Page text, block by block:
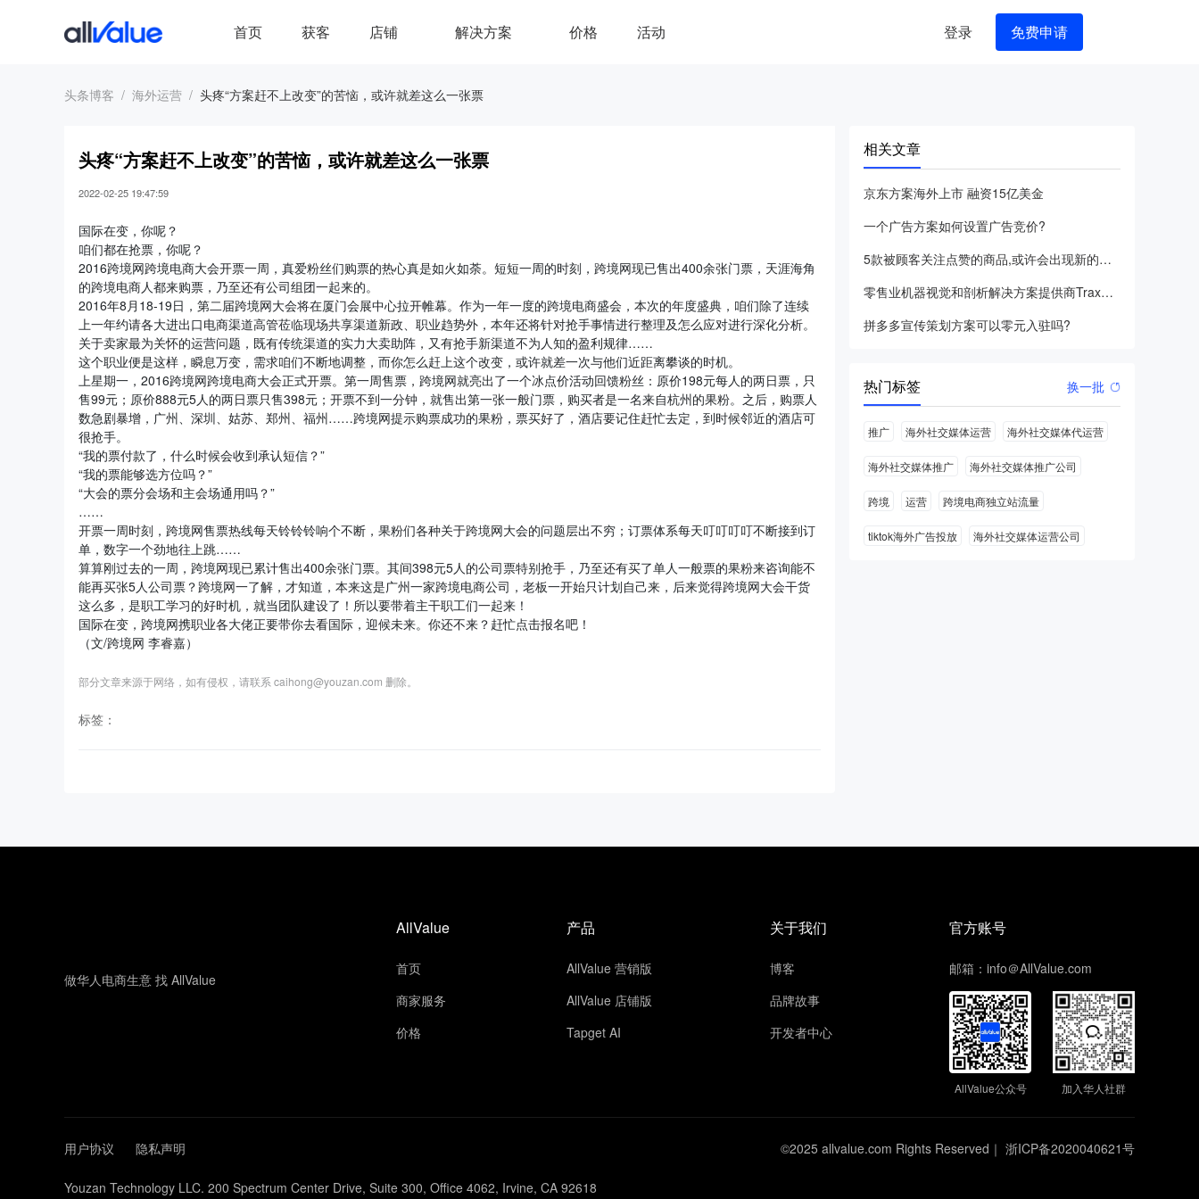
首页 获客 店铺 解决方案 价格 活动 登录 免费申请
头条博客 海外运营 头疼“方案赶不上改变”的苦恼，或许就差这么一张票
头疼“方案赶不上改变”的苦恼，或许就差这么一张票
2022-02-25 19:47:59
国际在变，你呢？
咱们都在抢票，你呢？
2016跨境网跨境电商大会开票一周，真爱粉丝们购票的热心真是如火如荼。短短一周的时刻，跨境网现已售出400余张门票，天涯海角
的跨境电商人都来购票，乃至还有公司组团一起来的。
2016年8月18-19日，第二届跨境网大会将在厦门会展中心拉开帷幕。作为一年一度的跨境电商盛会，本次的年度盛典，咱们除了连续
上一年约请各大进出口电商渠道高管莅临现场共享渠道新政、职业趋势外，本年还将针对抢手事情进行整理及怎么应对进行深化分析。
关于卖家最为关怀的运营问题，既有传统渠道的实力大卖助阵，又有抢手新渠道不为人知的盈利规律……
这个职业便是这样，瞬息万变，需求咱们不断地调整，而你怎么赶上这个改变，或许就差一次与他们近距离攀谈的时机。
上星期一，2016跨境网跨境电商大会正式开票。第一周售票，跨境网就亮出了一个冰点价活动回馈粉丝：原价198元每人的两日票，只
售99元；原价888元5人的两日票只售398元；开票不到一分钟，就售出第一张一般门票，购买者是一名来自杭州的果粉。之后，购票人
数急剧暴增，广州、深圳、姑苏、郑州、福州……跨境网提示购票成功的果粉，票买好了，酒店要记住赶忙去定，到时候邻近的酒店可
很抢手。
“我的票付款了，什么时候会收到承认短信？”
“我的票能够选方位吗？”
“大会的票分会场和主会场通用吗？”
……
开票一周时刻，跨境网售票热线每天铃铃铃响个不断，果粉们各种关于跨境网大会的问题层出不穷；订票体系每天叮叮叮叮不断接到订
单，数字一个劲地往上跳……
算算刚过去的一周，跨境网现已累计售出400余张门票。其间398元5人的公司票特别抢手，乃至还有买了单人一般票的果粉来咨询能不
能再买张5人公司票？跨境网一了解，才知道，本来这是广州一家跨境电商公司，老板一开始只计划自己来，后来觉得跨境网大会干货
这么多，是职工学习的好时机，就当团队建设了！所以要带着主干职工们一起来！
国际在变，跨境网携职业各大佬正要带你去看国际，迎候未来。你还不来？赶忙点击报名吧！
（文/跨境网 李睿嘉）
部分文章来源于网络，如有侵权，请联系 caihong@youzan.com 删除。
标签：
相关文章
京东方案海外上市 融资15亿美金
一个广告方案如何设置广告竞价?
5款被顾客关注点赞的商品,或许会出现新的设计灵感
零售业机器视觉和剖析解决方案提供商Trax公布收购Plano
拼多多宣传策划方案可以零元入驻吗?
热门标签 换一批
推广 海外社交媒体运营 海外社交媒体代运营
海外社交媒体推广 海外社交媒体推广公司
跨境 运营 跨境电商独立站流量
tiktok海外广告投放 海外社交媒体运营公司
做华人电商生意 找 AllValue
AllValue
首页
商家服务
价格
产品
AllValue 营销版
AllValue 店铺版
Tapget AI
关于我们
博客
品牌故事
开发者中心
官方账号
邮箱：info＠AllValue.com
AllValue公众号 加入华人社群
用户协议 隐私声明 ©2025 allvalue.com Rights Reserved｜ 浙ICP备2020040621号
Youzan Technology LLC. 200 Spectrum Center Drive, Suite 300, Office 4062, Irvine, CA 92618